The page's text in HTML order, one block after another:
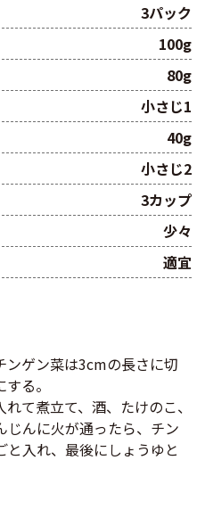
3パック
100g
80g
小さじ1
40g
小さじ2
3カップ
少々
適宜
ンゲン菜は3cmの長さに切
る。
て煮立て、酒、たけのこ、
じんに火が通ったら、チン
入れ、最後にしょうゆと